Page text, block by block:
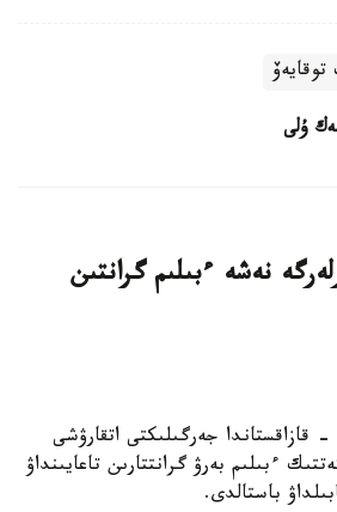
ۇلى
نەشە ءبىلىم گرانتىن
استانا. KAZINFORM - قازاقستاندا جەرگىلىكتى اتقارۋشى
ءبىلىم بەرۋ گرانتتارىن تاعايىنداۋ
باستالدى.